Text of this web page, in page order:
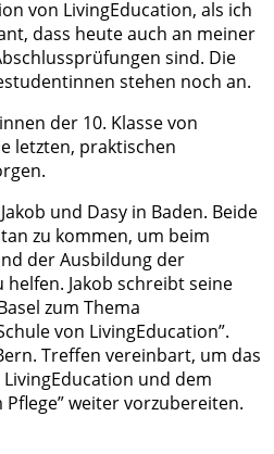
von LivingEducation, als ich
dass heute auch an meiner
sind. Die
stehen noch an.
der 10. Klasse von
letzten, praktischen
und Dasy in Baden. Beide
zu kommen, um beim
der Ausbildung der
Jakob schreibt seine
zum Thema
von LivingEducation”.
Treffen vereinbart, um das
und dem
weiter vorzubereiten.